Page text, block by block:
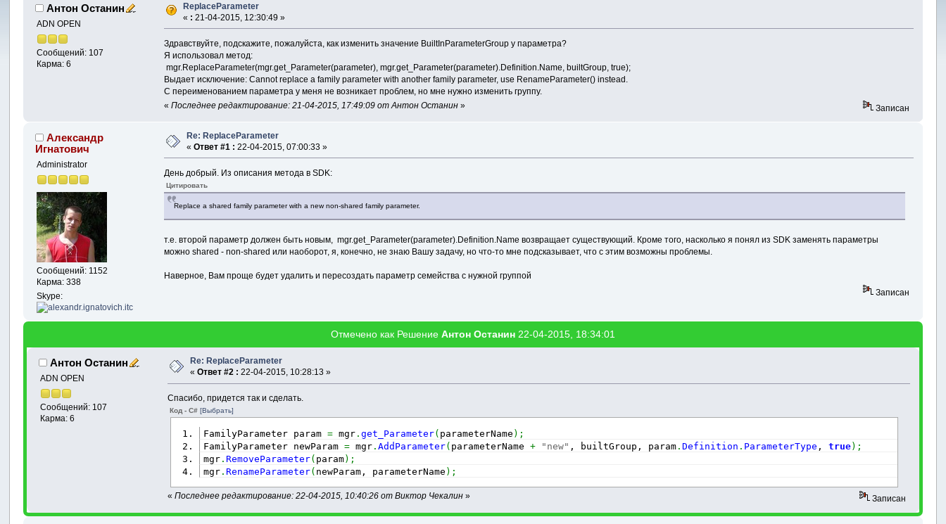
Антон Останин
ADN OPEN
Сообщений: 107
Карма: 6
ReplaceParameter
« : 21-04-2015, 12:30:49 »
Здравствуйте, подскажите, пожалуйста, как изменить значение BuiltInParameterGroup у параметра?
Я использовал метод:
mgr.ReplaceParameter(mgr.get_Parameter(parameter), mgr.get_Parameter(parameter).Definition.Name, builtGroup, true);
Выдает исключение: Cannot replace a family parameter with another family parameter, use RenameParameter() instead.
С переименованием параметра у меня не возникает проблем, но мне нужно изменить группу.
«Последнее редактирование: 21-04-2015, 17:49:09 от Антон Останин » Записан
Александр
Игнатович
Administrator
Сообщений: 1152
Карма: 338
Skype:
Re: ReplaceParameter
«Ответ #1 : 22-04-2015, 07:00:33 »
День добрый. Из описания метода в SDK:
Цитировать
Replace a shared family parameter with a new non-shared family parameter.
т.е. второй параметр должен быть новым, mgr.get_Parameter(parameter).Definition.Name возвращает существующий. Кроме того, насколько я понял из SDK заменять параметры
можно shared - non-shared или наоборот, я, конечно, не знаю Вашу задачу, но что-то мне подсказывает, что с этим возможны проблемы.
Наверное, Вам проще будет удалить и пересоздать параметр семейства с нужной группой
Записан
Отмечено как Решение Антон Останин22-04-2015, 18:34:01
Антон Останин
ADN OPEN
Сообщений: 107
Карма: 6
Re: ReplaceParameter
«Ответ #2 : 22-04-2015, 10:28:13 »
Спасибо, придется так и сделать.
Код - C#[Выбрать]
FamilyParameter param = mgr .get_Parameter( parameterName ) ;
FamilyParameter newParam = mgr .AddParameter( parameterName + "new" , builtGroup, param .Definition . ParameterType , true) ;
mgr .RemoveParameter( param) ;
mgr .RenameParameter( newParam, parameterName ) ;
«Последнее редактирование: 22-04-2015, 10:40:26 от Виктор Чекалин » Записан